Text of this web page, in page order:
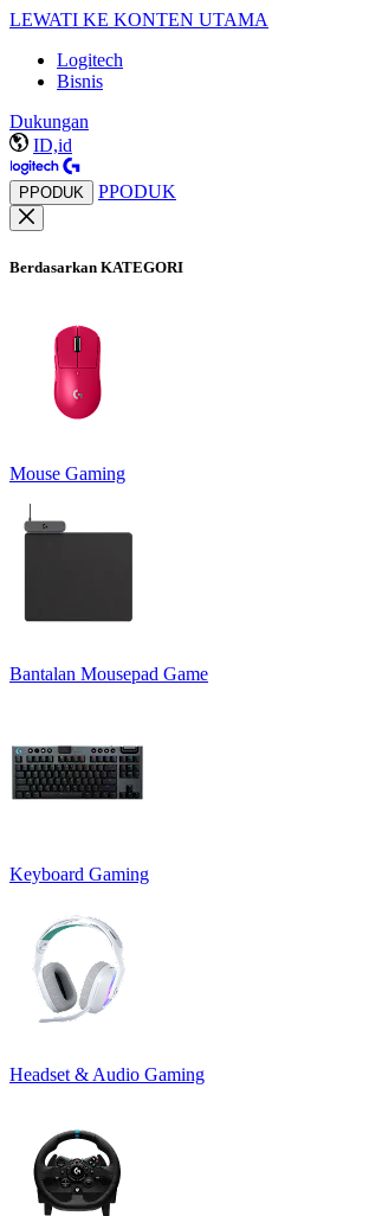
LEWATI KE KONTEN UTAMA
Logitech
Bisnis
Dukungan
ID,id
PPODUK PPODUK
Berdasarkan KATEGORI
Mouse Gaming
Bantalan Mousepad Game
Keyboard Gaming
Headset & Audio Gaming